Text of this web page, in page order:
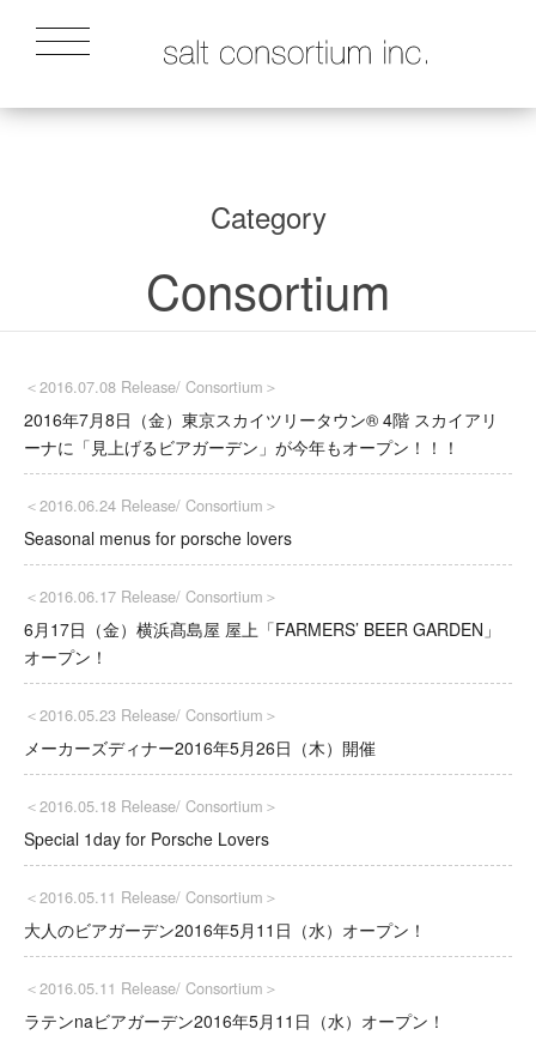
Category
Consortium
＜2016.07.08 Release/ Consortium ＞
2016年7月8日（金）東京スカイツリータウン® 4階 スカイアリ
ーナに「見上げるビアガーデン」が今年もオープン！！！
＜2016.06.24 Release/ Consortium ＞
Seasonal menus for porsche lovers
＜2016.06.17 Release/ Consortium ＞
6月17日（金）横浜髙島屋 屋上「FARMERS’ BEER GARDEN」
オープン！
＜2016.05.23 Release/ Consortium ＞
メーカーズディナー2016年5月26日（木）開催
＜2016.05.18 Release/ Consortium ＞
Special 1day for Porsche Lovers
＜2016.05.11 Release/ Consortium ＞
大人のビアガーデン2016年5月11日（水）オープン！
＜2016.05.11 Release/ Consortium ＞
ラテンnaビアガーデン2016年5月11日（水）オープン！